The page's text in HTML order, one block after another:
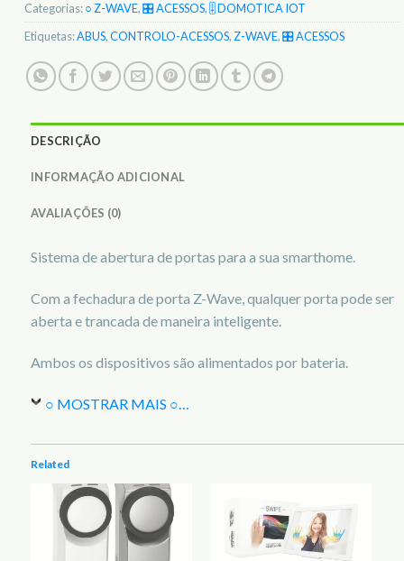
Categorias:○ Z-WAVE,🎛️ ACESSOS, 🎚️ DOMOTICA IOT
Etiquetas:ABUS,CONTROLO-ACESSOS,Z-WAVE,🎛️ ACESSOS
DESCRIÇÃO
INFORMAÇÃO ADICIONAL
AVALIAÇÕES (0)
Sistema de abertura de portas para a sua smarthome.
Com a fechadura de porta Z-Wave, qualquer porta pode ser
aberta e trancada de maneira inteligente.
Ambos os dispositivos são alimentados por bateria.
○ MOSTRAR MAIS ○
Related